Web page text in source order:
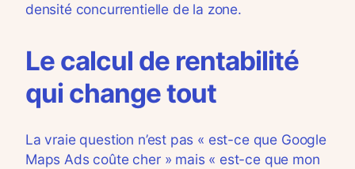
densité concurrentielle de la zone.
Le calcul de rentabilité
qui change tout
La vraie question n’est pas « est-ce que Google
Maps Ads coûte cher » mais « est-ce que mon